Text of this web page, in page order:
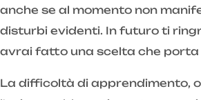
anche se al momento non
disturbi evidenti. In futuro ti
avrai fatto una scelta che porta
La difficoltà di apprendimento,